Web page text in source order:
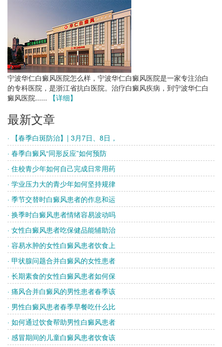
宁波华仁白癜风医院怎么样，宁波华仁白癜风医院是一家专注治白
的专科医院，是浙江省抗白医院。治疗白癜风疾病，到宁波华仁白
癜风医院......
【详细】
最新文章
· 【春季白斑防治】| 3月7日、8日，
· 春季白癜风“同形反应”如何预防
· 住校青少年如何自己完成日常用药
· 学业压力大的青少年如何坚持规律
· 季节交替时白癜风患者的作息和运
· 换季时白癜风患者情绪容易波动吗
· 女性白癜风患者吃保健品能辅助治
· 容易水肿的女性白癜风患者饮食上
· 甲状腺问题合并白癜风的女性患者
· 长期素食的女性白癜风患者如何保
· 痛风合并白癜风的男性患者春季该
· 男性白癜风患者春季早餐吃什么比
· 如何通过饮食帮助男性白癜风患者
· 感冒期间的儿童白癜风患者饮食该